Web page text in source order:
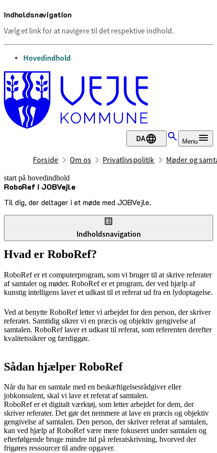
Indholdsnavigation
Vælg et link for at navigere til det respektive indhold.
gå til
Hovedindhold
DA Menu
Forside Om os Privatlivspolitik Møder og
start på hovedindhold
RoboRef i JOBVejle
Til dig, der deltager i et møde med JOBVejle.
senest opdateret 30. juni 2026
Indholdsnavigation
Hvad er RoboRef?
RoboRef er et computerprogram, som vi bruger til at skrive referater
af samtaler og møder. RoboRef er et program, der ved hjælp af
kunstig intelligens laver et udkast til et referat ud fra en lydoptagelse.
Ved at benytte RoboRef letter vi arbejdet for den person, der skriver
referatet. Samtidig sikrer vi en præcis og objektiv gengivelse af
samtalen. RoboRef laver et udkast til referat, som referenten derefter
kvalitetssikrer og færdiggør.
Sådan hjælper RoboRef
Når du har en samtale med en beskæftigelsesrådgiver eller
jobkonsulent, skal vi lave et referat af samtalen.
RoboRef er et digitalt værktøj, som letter arbejdet for dem, der
skriver referater. Det gør det nemmere at lave en præcis og objektiv
gengivelse af samtalen. Den person, der skriver referat af samtalen,
kan ved hjælp af RoboRef være mere fokuseret under samtalen og
efterfølgende bruge mindre tid på referatskrivning, hvorved der
frigøres ressourcer til andre opgaver.